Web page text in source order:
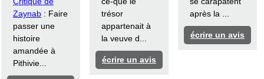
Zaynab : Faire
passer une
histoire
amandée à
Pithivie...
trésor
appartenait à
la veuve d...
écrire un avis
après la ...
écrire un avis